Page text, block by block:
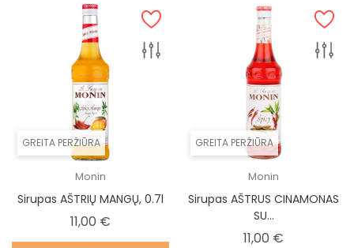
GREITA PERŽIŪRA
Monin
Sirupas AŠTRIŲ MANGŲ, 0.7l
11,00 €
GREITA PERŽIŪRA
Monin
Sirupas AŠTRUS CINAMONAS
SU...
11,00 €